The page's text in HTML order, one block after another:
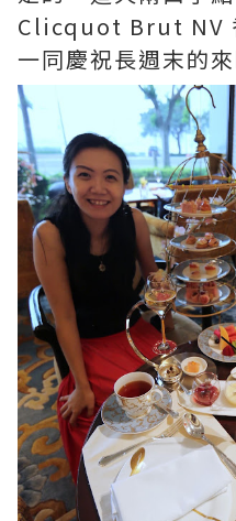
Clicquot Brut NV
一同慶祝長週末的